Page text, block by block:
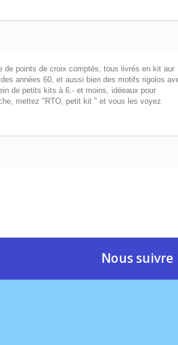
de points de croix comptés, tous livrés en kit aur
années 60, et aussi bien des motifs rigolos
de petits kits à 6.- et moins, idéeaux pour
mettez "RTO, petit kit " et vous les voyez
Nous suivre